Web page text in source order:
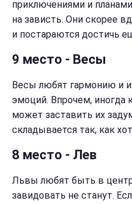
приключениями и
на зависть. Они скорее
и постараются достичь
9 место - Весы
Весы любят гармонию и
эмоций. Впрочем, иногда
может заставить их
складывается так, как
8 место - Лев
Львы любят быть в
завидовать не станут.